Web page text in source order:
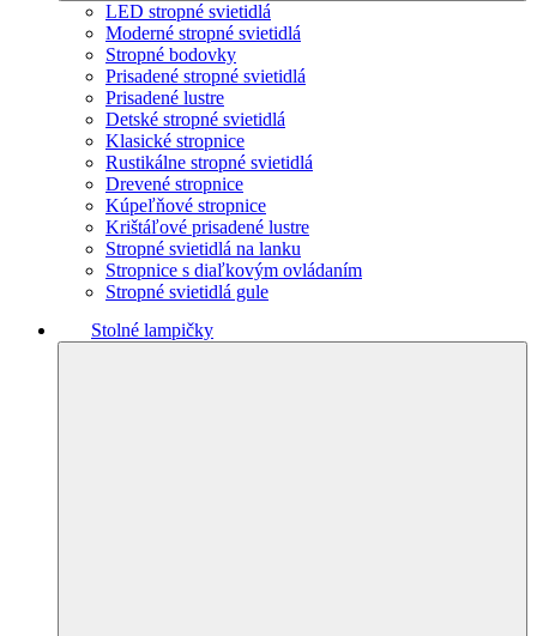
LED stropné svietidlá
Moderné stropné svietidlá
Stropné bodovky
Prisadené stropné svietidlá
Prisadené lustre
Detské stropné svietidlá
Klasické stropnice
Rustikálne stropné svietidlá
Drevené stropnice
Kúpeľňové stropnice
Krištáľové prisadené lustre
Stropné svietidlá na lanku
Stropnice s diaľkovým ovládaním
Stropné svietidlá gule
Stolné lampičky